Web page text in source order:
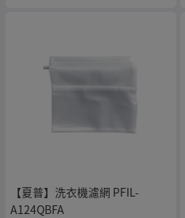
【夏普】洗衣機濾網 PFIL-
A124QBFA